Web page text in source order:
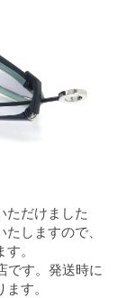
ただけました
しますので、
。
です。発送時に
す。